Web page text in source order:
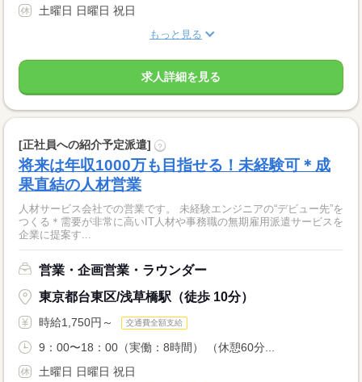
土曜日 日曜日 祝日
もっと見る
求人詳細を見る
[正社員への紹介予定派遣] ?
将来は年収1000万も目指せる！未経験可＊成
果直結の人材営業
人材サービス会社での営業です。 未経験エンジニアの“デビュー先”を
つくる＊需要が非常に高いIT人材や事務職の無期雇用派遣サービスを
企業に提案す...
営業・企画営業・ラウンダー
東京都台東区/浅草橋駅（徒歩 10分）
時給1,750円～ 交通費全額支給
9：00〜18：00（実働：8時間） （休憩60分...
土曜日 日曜日 祝日